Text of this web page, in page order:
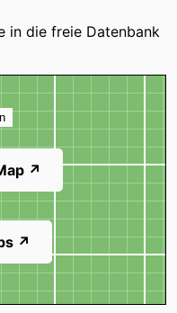
in die freie Datenbank
↗
↗